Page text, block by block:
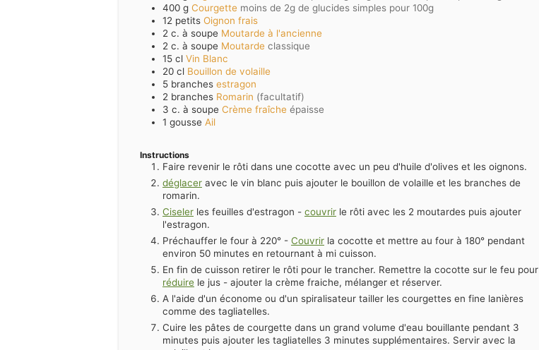
400 g Courgette moins de 2g de glucides simples pour 100g
12 petits Oignon frais
2 c. à soupe Moutarde à l'ancienne
2 c. à soupe Moutarde classique
15 cl Vin Blanc
20 cl Bouillon de volaille
5 branches estragon
2 branches Romarin (facultatif)
3 c. à soupe Crème fraîche épaisse
1 gousse Ail
Instructions
Faire revenir le rôti dans une cocotte avec un peu d'huile d'olives et les oignons.
déglacer avec le vin blanc puis ajouter le bouillon de volaille et les branches de
romarin.
Ciseler les feuilles d'estragon - couvrir le rôti avec les 2 moutardes puis ajouter
l'estragon.
Préchauffer le four à 220° - Couvrir la cocotte et mettre au four à 180° pendant
environ 50 minutes en retournant à mi cuisson.
En fin de cuisson retirer le rôti pour le trancher. Remettre la cocotte sur le feu pour
réduire le jus - ajouter la crème fraiche, mélanger et réserver.
A l'aide d'un économe ou d'un spiralisateur tailler les courgettes en fine lanières
comme des tagliatelles.
Cuire les pâtes de courgette dans un grand volume d'eau bouillante pendant 3
minutes puis ajouter les tagliatelles 3 minutes supplémentaires. Servir avec la